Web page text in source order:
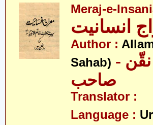
Meraj-e-
Author :
Sahab) - علامہ علی نقی نقوی - نقّن
صاحب
Translator :
Language :